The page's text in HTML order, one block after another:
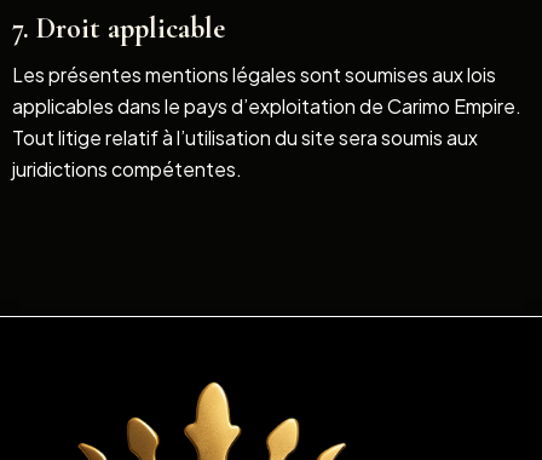
7. Droit applicable
Les présentes mentions légales sont soumises aux lois
applicables dans le pays d’exploitation de Carimo Empire.
Tout litige relatif à l’utilisation du site sera soumis aux
juridictions compétentes.